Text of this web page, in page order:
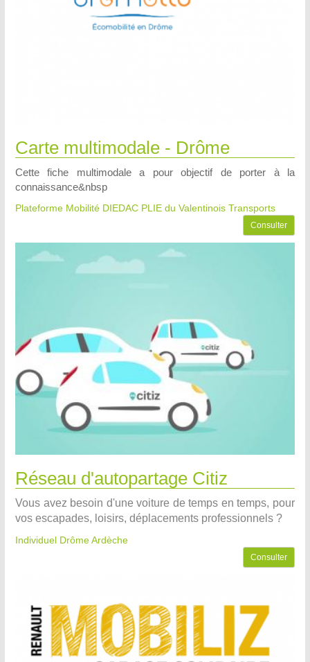
Carte multimodale - Drôme
Cette fiche multimodale a pour objectif de porter à la
connaissance&nbsp
Plateforme Mobilité DIEDAC PLIE du Valentinois Transports
Consulter
Réseau d'autopartage Citiz
Vous avez besoin d'une voiture de temps en temps, pour
vos escapades, loisirs, déplacements professionnels ?
Individuel Drôme Ardèche
Consulter